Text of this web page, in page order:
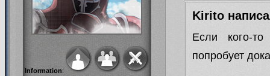
Information:
Kirito
Если кого-то
попробует